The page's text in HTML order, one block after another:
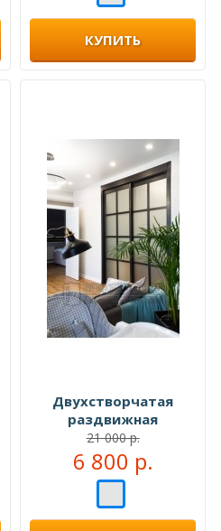
КУПИТЬ
Двухстворчатая
раздвижная
перегородка №108222
21 000 р.
6 800 р.